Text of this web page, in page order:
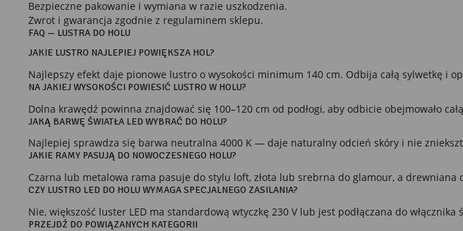
Bezpieczne pakowanie i wymiana w razie uszkodzenia.
Zwrot i gwarancja zgodnie z regulaminem sklepu.
FAQ — LUSTRA DO HOLU
JAKIE LUSTRO NAJLEPIEJ POWIĘKSZA HOL?
Najlepszy efekt daje pionowe lustro o wysokości minimum 140 cm. Odbija całą sylwetkę i
NA JAKIEJ WYSOKOŚCI POWIESIĆ LUSTRO W HOLU?
Dolna krawędź powinna znajdować się 100–120 cm od podłogi, aby odbicie obejmowało
JAKĄ BARWĘ ŚWIATŁA LED WYBRAĆ DO HOLU?
Najlepiej sprawdza się barwa neutralna 4000 K — daje naturalny odcień skóry i nie
JAKIE RAMY PASUJĄ DO NOWOCZESNEGO HOLU?
Czarna lub metalowa rama pasuje do stylu loft, złota lub srebrna do glamour, a drewniana
CZY LUSTRO LED DO HOLU WYMAGA SPECJALNEGO ZASILANIA?
Nie, większość luster LED ma standardową wtyczkę 230 V lub jest podłączana do włącznika
PRZEJDŹ DO POWIĄZANYCH KATEGORII